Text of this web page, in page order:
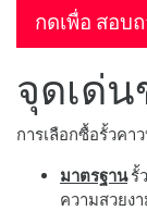
กดเพื่อ สอบ
จุดเด่น
การเลือกซื้อรั้วคา
มาตรฐานรั้
ความสวยง